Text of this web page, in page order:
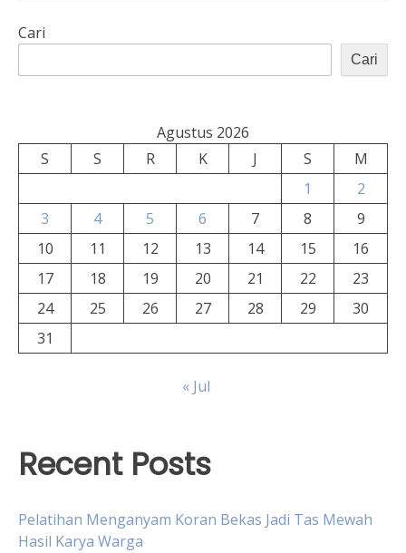
Cari
Cari
Agustus 2026
S
S R K J S
M
1
2
3
4 5 6 7 8
9
10
11 12 13 14 15
16
17
18 19 20 21 22
23
24
25 26 27 28 29
30
31
« Jul
Recent Posts
Pelatihan Menganyam Koran Bekas Jadi Tas Mewah
Hasil Karya Warga